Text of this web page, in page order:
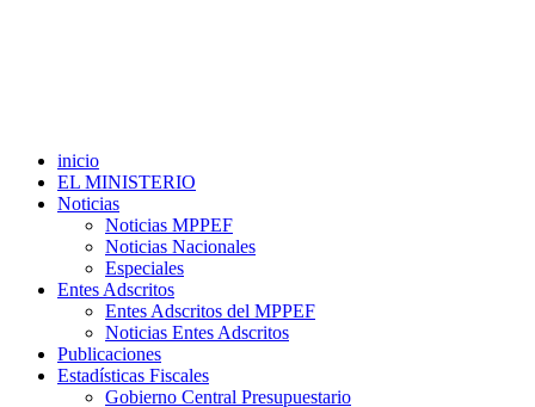
inicio
EL MINISTERIO
Noticias
Noticias MPPEF
Noticias Nacionales
Especiales
Entes Adscritos
Entes Adscritos del MPPEF
Noticias Entes Adscritos
Publicaciones
Estadísticas Fiscales
Gobierno Central Presupuestario